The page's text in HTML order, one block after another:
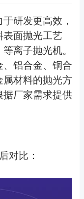
于研发更高效，
表面抛光工艺
离子抛光机。
铝合金、铜合
属材料的抛光方
据厂家需求提供
对比：